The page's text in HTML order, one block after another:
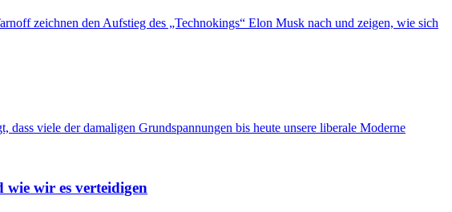
zeichnen den Aufstieg des „Technokings“ Elon Musk nach und zeigen, wie sich
viele der damaligen Grundspannungen bis heute unsere liberale Moderne
wir es verteidigen